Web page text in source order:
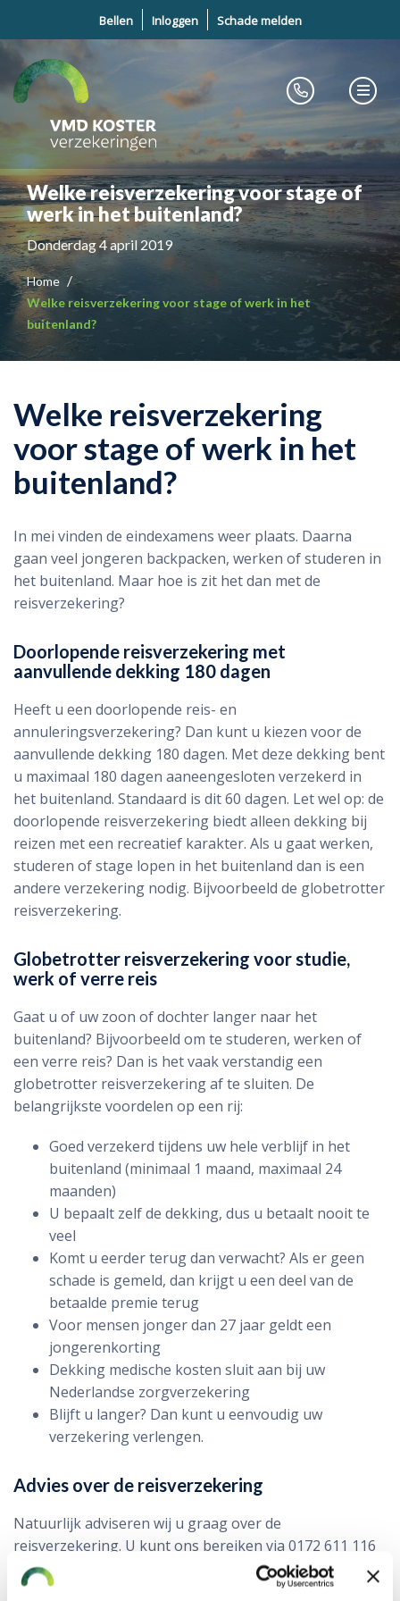
Bellen Inloggen Schade melden
Welke reisverzekering voor stage of
werk in het buitenland?
Donderdag 4 april 2019
Home
Welke reisverzekering voor stage of werk in het
buitenland?
Welke reisverzekering
voor stage of werk in het
buitenland?
In mei vinden de eindexamens weer plaats. Daarna
gaan veel jongeren backpacken, werken of studeren in
het buitenland. Maar hoe is zit het dan met de
reisverzekering?
Doorlopende reisverzekering met
aanvullende dekking 180 dagen
Heeft u een doorlopende reis- en
annuleringsverzekering? Dan kunt u kiezen voor de
aanvullende dekking 180 dagen. Met deze dekking bent
u maximaal 180 dagen aaneengesloten verzekerd in
het buitenland. Standaard is dit 60 dagen. Let wel op: de
doorlopende reisverzekering biedt alleen dekking bij
reizen met een recreatief karakter. Als u gaat werken,
studeren of stage lopen in het buitenland dan is een
andere verzekering nodig. Bijvoorbeeld de globetrotter
reisverzekering.
Globetrotter reisverzekering voor studie,
werk of verre reis
Gaat u of uw zoon of dochter langer naar het
buitenland? Bijvoorbeeld om te studeren, werken of
een verre reis? Dan is het vaak verstandig een
globetrotter reisverzekering af te sluiten. De
belangrijkste voordelen op een rij:
Goed verzekerd tijdens uw hele verblijf in het
buitenland (minimaal 1 maand, maximaal 24
maanden)
U bepaalt zelf de dekking, dus u betaalt nooit te
veel
Komt u eerder terug dan verwacht? Als er geen
schade is gemeld, dan krijgt u een deel van de
betaalde premie terug
Voor mensen jonger dan 27 jaar geldt een
jongerenkorting
Dekking medische kosten sluit aan bij uw
Nederlandse zorgverzekering
Blijft u langer? Dan kunt u eenvoudig uw
verzekering verlengen.
Advies over de reisverzekering
Natuurlijk adviseren wij u graag over de
reisverzekering. U kunt ons bereiken via 0172 611 116
of per e-mail (
). Het makkelijkste is om
direct uw premie te berekenen of om het